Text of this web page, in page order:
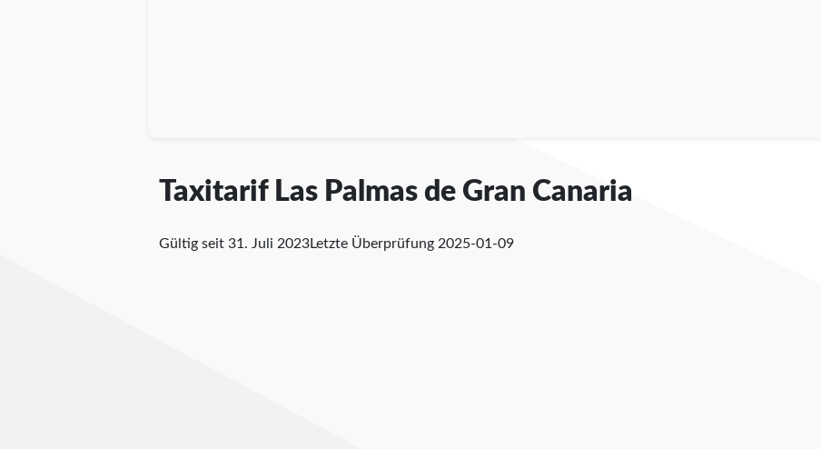
Taxitarif Las Palmas de Gran Canaria
Gültig seit 31. Juli 2023Letzte Überprüfung 2025-01-09